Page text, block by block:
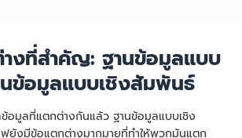
งที่สำคัญ: ฐานข้อมูลแบบ
ข้อมูลแบบเชิงสัมพันธ์
ข้อมูลที่แตกต่างกันแล้ว ฐานข้อมูลแบบเชิง
ยังมีข้อแตกต่างมากมายที่ทำให้พวกมันแตก